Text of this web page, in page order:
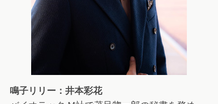
鳴子リリー：井本彩花